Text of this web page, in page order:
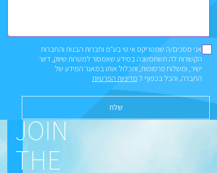
אני מסכים/ה שמטריקס אי.טי בע"מ וחברות הבנות והחברות
הקשורות לה תשתמשנה במידע שאמסור למטרות שיווק, דיוור
ישיר, ומשלוח פרסומות, ותכלול אותו במאגר המידע של
החברה, והכל בכפוף ל מדיניות הפרטיות
JOIN
THE